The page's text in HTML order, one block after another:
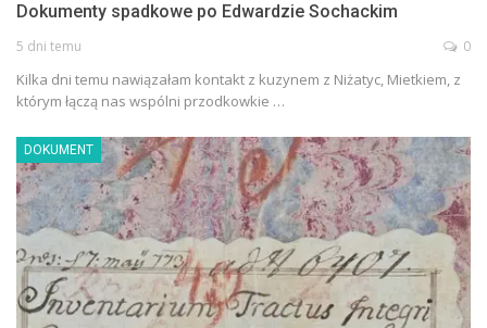
Dokumenty spadkowe po Edwardzie Sochackim
5 dni temu 0
Kilka dni temu nawiązałam kontakt z kuzynem z Niżatyc, Mietkiem, z
którym łączą nas wspólni przodkowkie …
DOKUMENT